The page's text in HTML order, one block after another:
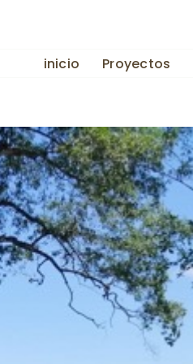
inicio Proyectos